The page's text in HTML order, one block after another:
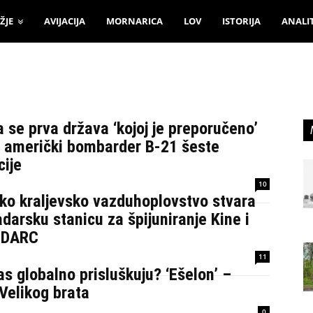
AVIJACIJA MORNARICA LOV ISTORIJA
se prva država ‘kojoj je preporučeno’
bombarder B-21 šeste
10
kraljevsko vazduhoplovstvo stvara
stanicu za špijuniranje Kine i
11
globalno prisluškuju? ‘Ešelon’ –
brata